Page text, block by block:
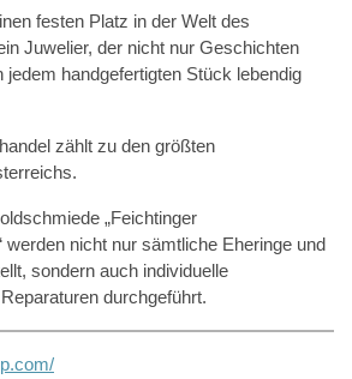
festen Platz in der Welt des
Juwelier, der nicht nur Geschichten
jedem handgefertigten Stück lebendig
zählt zu den größten
„Feichtinger
nicht nur sämtliche Eheringe und
sondern auch individuelle
durchgeführt.